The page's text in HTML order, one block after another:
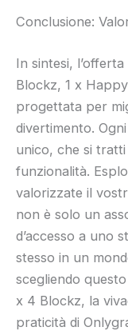
Conclusione:
In sintesi,
Blockz, 1 x
progettata per
divertimento.
unico, che si
funzionalità.
valorizzate il
non è solo un
d’accesso a uno
stesso in un
scegliendo
x 4 Blockz, la
praticità di